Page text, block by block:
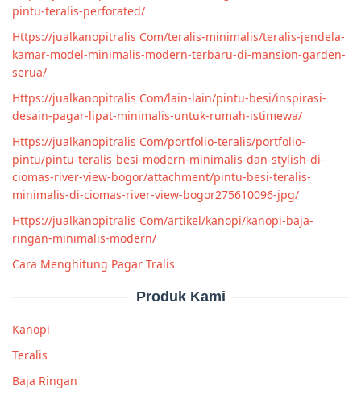
pintu-teralis-perforated/
Https://jualkanopitralis Com/teralis-minimalis/teralis-jendela-
kamar-model-minimalis-modern-terbaru-di-mansion-garden-
serua/
Https://jualkanopitralis Com/lain-lain/pintu-besi/inspirasi-
desain-pagar-lipat-minimalis-untuk-rumah-istimewa/
Https://jualkanopitralis Com/portfolio-teralis/portfolio-
pintu/pintu-teralis-besi-modern-minimalis-dan-stylish-di-
ciomas-river-view-bogor/attachment/pintu-besi-teralis-
minimalis-di-ciomas-river-view-bogor275610096-jpg/
Https://jualkanopitralis Com/artikel/kanopi/kanopi-baja-
ringan-minimalis-modern/
Cara Menghitung Pagar Tralis
Produk Kami
Kanopi
Teralis
Baja Ringan